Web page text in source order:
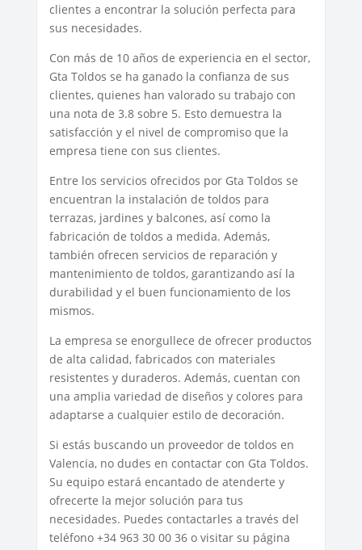
clientes a encontrar la solución perfecta para
sus necesidades.
Con más de 10 años de experiencia en el sector,
Gta Toldos se ha ganado la confianza de sus
clientes, quienes han valorado su trabajo con
una nota de 3.8 sobre 5. Esto demuestra la
satisfacción y el nivel de compromiso que la
empresa tiene con sus clientes.
Entre los servicios ofrecidos por Gta Toldos se
encuentran la instalación de toldos para
terrazas, jardines y balcones, así como la
fabricación de toldos a medida. Además,
también ofrecen servicios de reparación y
mantenimiento de toldos, garantizando así la
durabilidad y el buen funcionamiento de los
mismos.
La empresa se enorgullece de ofrecer productos
de alta calidad, fabricados con materiales
resistentes y duraderos. Además, cuentan con
una amplia variedad de diseños y colores para
adaptarse a cualquier estilo de decoración.
Si estás buscando un proveedor de toldos en
Valencia, no dudes en contactar con Gta Toldos.
Su equipo estará encantado de atenderte y
ofrecerte la mejor solución para tus
necesidades. Puedes contactarles a través del
teléfono +34 963 30 00 36 o visitar su página